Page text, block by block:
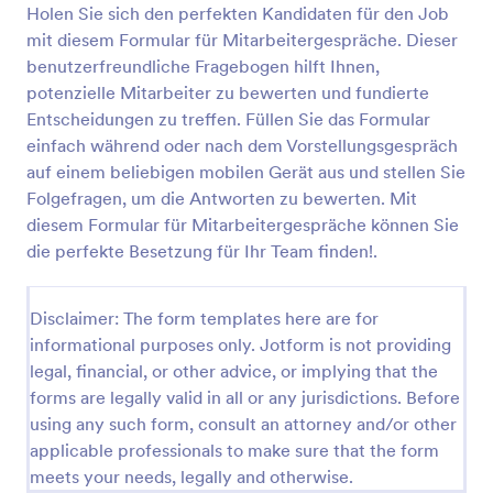
Holen Sie sich den perfekten Kandidaten für den Job
mit diesem Formular für Mitarbeitergespräche. Dieser
benutzerfreundliche Fragebogen hilft Ihnen,
potenzielle Mitarbeiter zu bewerten und fundierte
Entscheidungen zu treffen. Füllen Sie das Formular
einfach während oder nach dem Vorstellungsgespräch
auf einem beliebigen mobilen Gerät aus und stellen Sie
Folgefragen, um die Antworten zu bewerten. Mit
diesem Formular für Mitarbeitergespräche können Sie
die perfekte Besetzung für Ihr Team finden!.
Disclaimer: The form templates here are for
informational purposes only. Jotform is not providing
legal, financial, or other advice, or implying that the
forms are legally valid in all or any jurisdictions. Before
using any such form, consult an attorney and/or other
applicable professionals to make sure that the form
meets your needs, legally and otherwise.
Vorschau